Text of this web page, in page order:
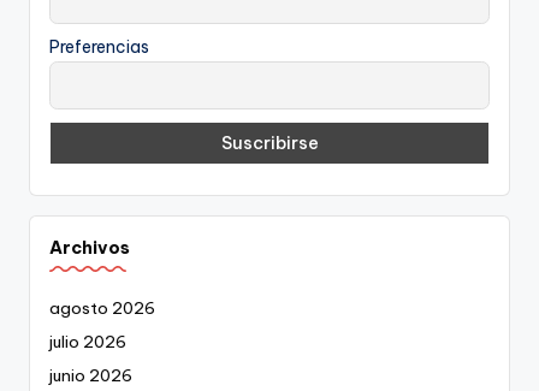
Preferencias
Archivos
agosto 2026
julio 2026
junio 2026